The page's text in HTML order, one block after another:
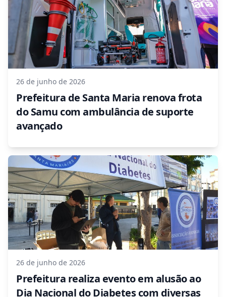
26 de junho de 2026
Prefeitura de Santa Maria renova frota
do Samu com ambulância de suporte
avançado
26 de junho de 2026
Prefeitura realiza evento em alusão ao
Dia Nacional do Diabetes com diversas